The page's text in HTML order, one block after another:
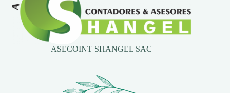
ASECOINT SHANGEL SAC